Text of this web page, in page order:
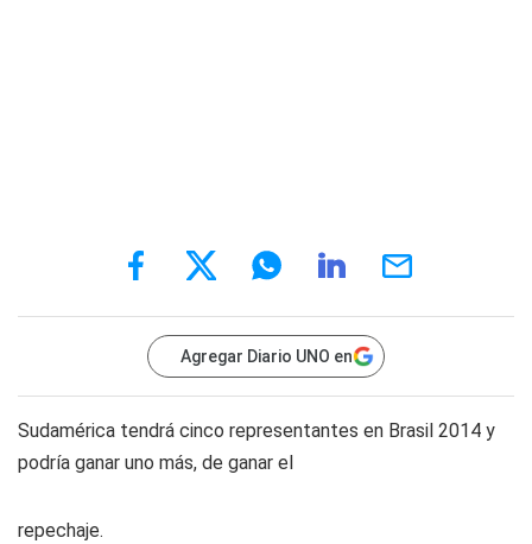
Agregar Diario UNO en
Sudamérica tendrá cinco representantes en Brasil 2014 y
podría ganar uno más, de ganar el
repechaje.